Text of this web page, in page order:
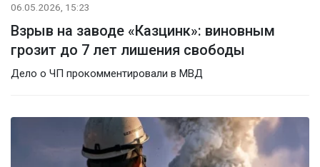
06.05.2026, 15:23
Взрыв на заводе «Казцинк»: виновным
грозит до 7 лет лишения свободы
Дело о ЧП прокомментировали в МВД